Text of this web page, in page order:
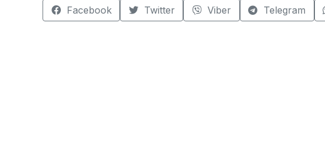
Facebook Twitter Viber Telegram